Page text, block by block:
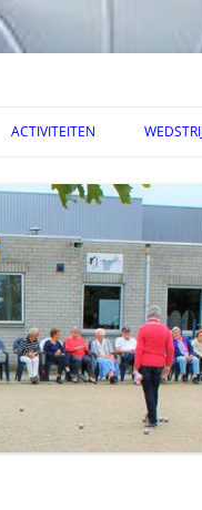
ACTIVITEITEN
> CLUB KAMPIOENSCHAP
> EVENEMENTEN
> UITWISSELING
> BRABANTSE 50 PLUS
> PVGE